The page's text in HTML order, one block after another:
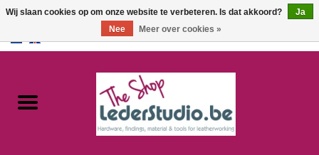
Catalogus
Wij slaan cookies op om onze website te verbeteren. Is dat akkoord?
Ja
Nee
Meer over cookies »